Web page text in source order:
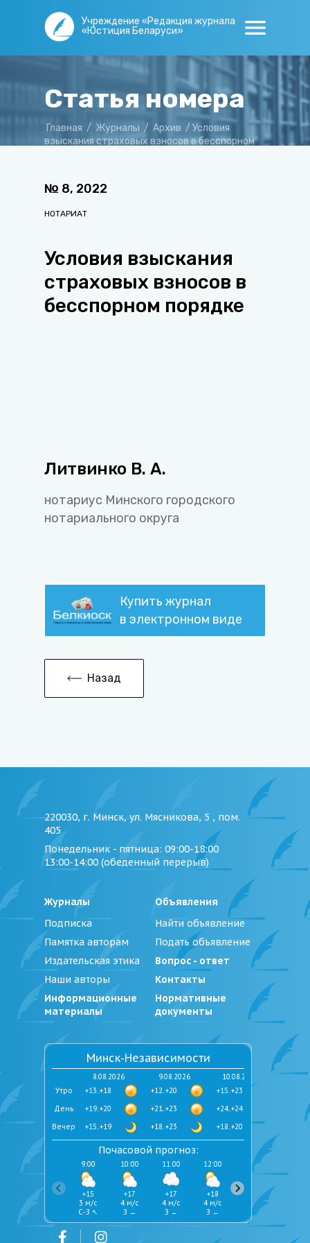
Учреждение «Редакция журнала
«Юстиция Беларуси»
Статья номера
Главная / Журналы / Архив / Условия
взыскания страховых взносов в бесспорном
№ 8, 2022
НОТАРИАТ
Условия взыскания
страховых взносов в
бесспорном порядке
Литвинко В. А.
нотариус Минского городского
нотариального округа
Купить журнал
в электронном виде
Назад
220030, г. Минск, ул. Мясникова, 5 , пом.
405
Понедельник - пятница: 09:00-18:00
13:00-14:00 (обеденный перерыв)
Журналы
Подписка
Памятка авторам
Издательская этика
Наши авторы
Информационные
материалы
Объявления
Найти объявление
Подать объявление
Вопрос - ответ
Контакты
Нормативные
документы
Минск-Независимости
8.08.2026
+13..+18
+19..+20
+15..+19
9.08.2026
+12..+20
+21..+23
+18..+23
10.08.2026
+15..+23
+24..+24
+18..+20
Вечер
День
Утро
Почасовой прогноз:
9:00
+15
3 м/с
С-З ↖
10:00
+17
4 м/с
З ←
11:00
+17
4 м/с
З ←
12:00
+18
4 м/с
З ←
13:00
4 м/с
З ←